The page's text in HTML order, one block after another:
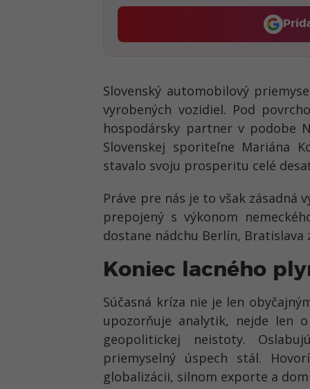
Slovenský automobilový
vyrobených vozidiel. Pod
hospodársky partner v podobe
Slovenskej sporiteľne Mariána
stavalo svoju prosperitu celé
Práve pre nás je to však zásadná
prepojený s výkonom
dostane nádchu Berlín, Bratislava
Koniec lacného
Súčasná kríza nie je len
upozorňuje analytik, nejde len
geopolitickej neistoty.
priemyselný úspech stál.
globalizácii, silnom exporte a